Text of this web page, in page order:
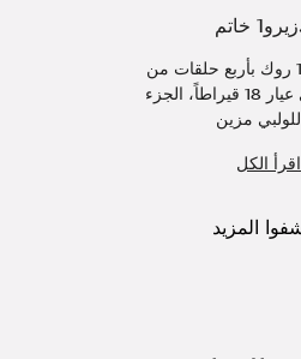
خاتم
خاتم بي.زيرو1 روك بأربع حلقات من
الذهب الوردي عيار 18 قيراطاً، الجزء
اقرأ الكل
المزيد